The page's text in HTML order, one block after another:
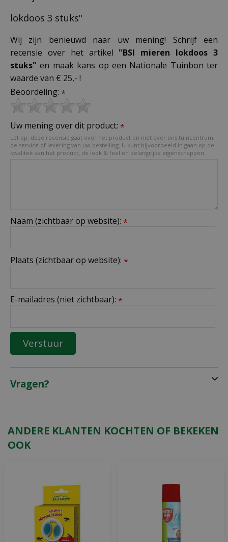
lokdoos 3 stuks"
Wij zijn benieuwd naar uw mening! Schrijf een
recensie over het artikel "BSI mieren lokdoos 3
stuks" en maak kans op een Nationale Tuinbon ter
waarde van € 25,- !
Beoordeling: *
Uw mening over dit product: *
Let op: deze recensie gaat over het product en niet over ons tuincentrum,
de service of levering van uw bestelling. U kunt bijvoorbeeld in gaan op de
kwaliteit van het product, de look & feel en belangrijke eigenschappen.
Naam (zichtbaar op website): *
Plaats (zichtbaar op website): *
E-mailadres (niet zichtbaar): *
Vragen?
ANDERE KLANTEN KOCHTEN OF BEKEKEN
OOK